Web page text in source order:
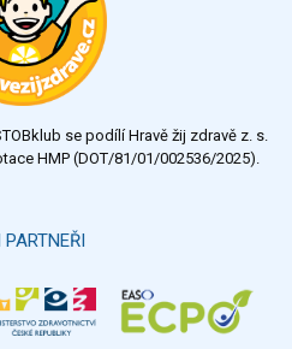
se podílí Hravě žij zdravě z. s.
HMP (DOT/81/01/002536/2025).